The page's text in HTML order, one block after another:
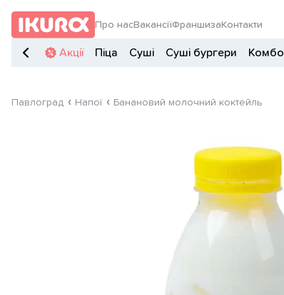
Про насВакансіїФраншиза Контакти
Акції Піца Суші Суші бургери Комбо
Павлоград Напої Банановий молочний коктейль